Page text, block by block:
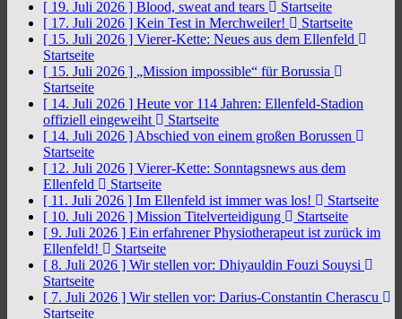
[ 19. Juli 2026 ] Blood, sweat and tears
Startseite
[ 17. Juli 2026 ] Kein Test in Merchweiler!
Startseite
[ 15. Juli 2026 ] Vierer-Kette: Neues aus dem Ellenfeld
Startseite
[ 15. Juli 2026 ] „Mission impossible“ für Borussia
Startseite
[ 14. Juli 2026 ] Heute vor 114 Jahren: Ellenfeld-Stadion
offiziell eingeweiht
Startseite
[ 14. Juli 2026 ] Abschied von einem großen Borussen
Startseite
[ 12. Juli 2026 ] Vierer-Kette: Sonntagsnews aus dem
Ellenfeld
Startseite
[ 11. Juli 2026 ] Im Ellenfeld ist immer was los!
Startseite
[ 10. Juli 2026 ] Mission Titelverteidigung
Startseite
[ 9. Juli 2026 ] Ein erfahrener Physiotherapeut ist zurück im
Ellenfeld!
Startseite
[ 8. Juli 2026 ] Wir stellen vor: Dhiyauldin Fouzi Souysi
Startseite
[ 7. Juli 2026 ] Wir stellen vor: Darius-Constantin Cherascu
Startseite